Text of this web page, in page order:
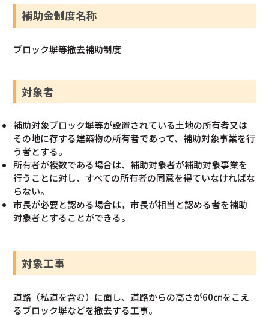
補助金制度名称
ブロック塀等撤去補助制度
対象者
補助対象ブロック塀等が設置されている土地の所有者又は
その地に存する建築物の所有者であって、補助対象事業を行
う者とする。
所有者が複数である場合は、補助対象者が補助対象事業を
行うことに対し、すべての所有者の同意を得ていなければな
らない。
市長が必要と認める場合は，市長が相当と認める者を補助
対象者とすることができる。
対象工事
道路（私道を含む）に⾯し、道路からの⾼さが60㎝をこえ
るブロック塀などを撤去する⼯事。